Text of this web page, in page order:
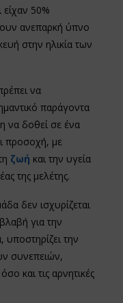
είχαν 50%
ανεπαρκή ύπνο
στην ηλικία των
να
παράγοντα
να δοθεί σε ένα
προσοχή, με
ζωή και την υγεία
της μελέτης.
δεν ισχυρίζεται
για την
την
συνεπειών,
και τις αρνητικές